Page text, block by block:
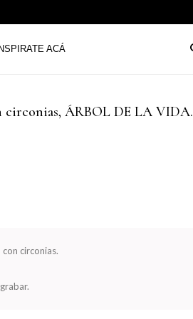
INSPIRATE ACÁ
circonias, ÁRBOL DE LA VIDA.
circonias.